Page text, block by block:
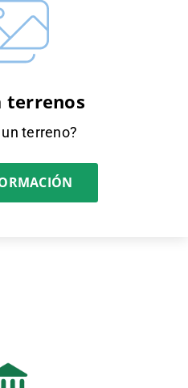
terrenos
terreno?